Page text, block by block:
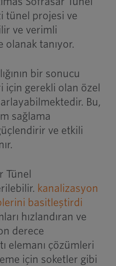
tünel projesi ve
ve verimli
tanıyor.
bir sonucu
gerekli olan özel
Bu,
sağlama
ve etkili
Tünel
kanalizasyon
basitleştirdi
hızlandıran ve
derece
elemanı çözümleri
için soketler gibi